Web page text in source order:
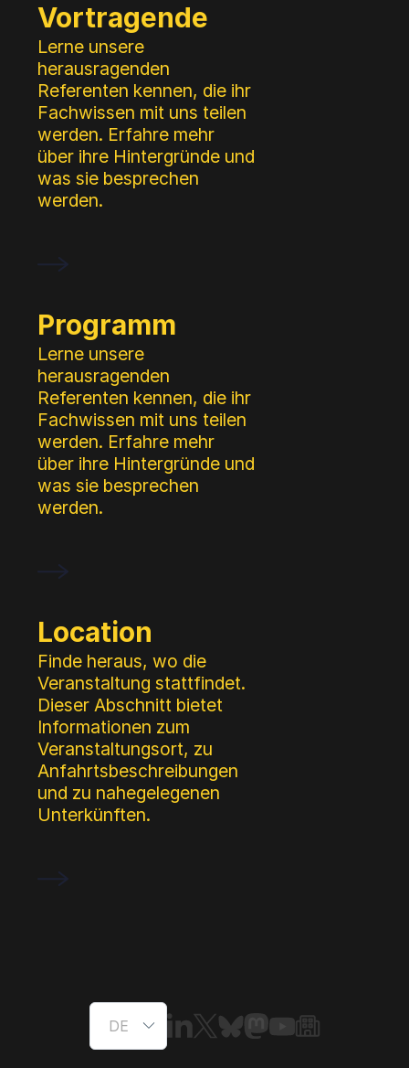
Vortragende
Lerne unsere
herausragenden
Referenten kennen, die ihr
Fachwissen mit uns teilen
werden. Erfahre mehr
über ihre Hintergründe und
was sie besprechen
werden.
Programm
Lerne unsere
herausragenden
Referenten kennen, die ihr
Fachwissen mit uns teilen
werden. Erfahre mehr
über ihre Hintergründe und
was sie besprechen
werden.
Location
Finde heraus, wo die
Veranstaltung stattfindet.
Dieser Abschnitt bietet
Informationen zum
Veranstaltungsort, zu
Anfahrtsbeschreibungen
und zu nahegelegenen
Unterkünften.
Sprache
Links